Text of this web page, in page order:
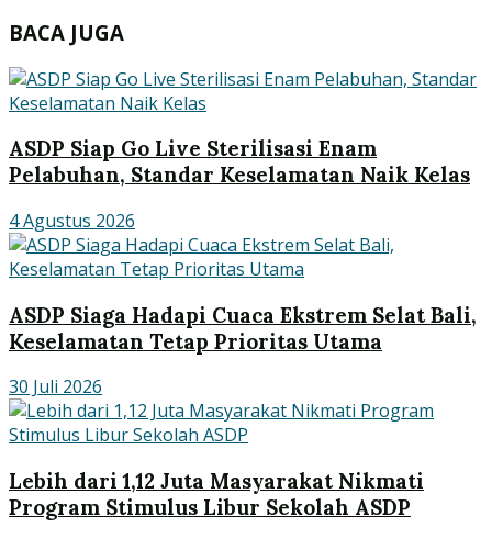
BACA JUGA
ASDP Siap Go Live Sterilisasi Enam
Pelabuhan, Standar Keselamatan Naik Kelas
4 Agustus 2026
ASDP Siaga Hadapi Cuaca Ekstrem Selat Bali,
Keselamatan Tetap Prioritas Utama
30 Juli 2026
Lebih dari 1,12 Juta Masyarakat Nikmati
Program Stimulus Libur Sekolah ASDP